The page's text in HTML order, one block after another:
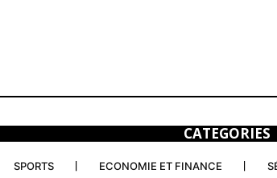
CATEGORIES
SPORTS ECONOMIE ET FINANCE